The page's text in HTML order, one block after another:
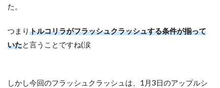
た。
つまりトルコリラがフラッシュクラッシュする条件が揃って
いたと言うことですね(涙
しかし今回のフラッシュクラッシュは、1月3日のアップルシ